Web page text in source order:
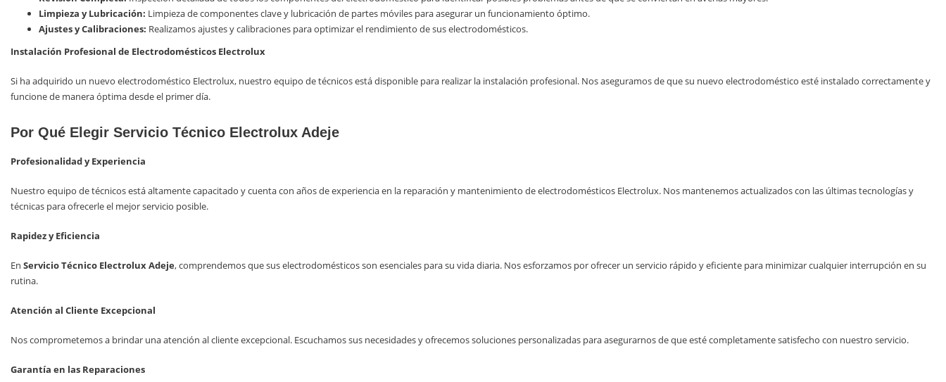
Limpieza y Lubricación: Limpieza de componentes clave y lubricación de partes móviles para asegurar un funcionamiento óptimo.
Ajustes y Calibraciones: Realizamos ajustes y calibraciones para optimizar el rendimiento de sus electrodomésticos.
Instalación Profesional de Electrodomésticos Electrolux
Si ha adquirido un nuevo electrodoméstico Electrolux, nuestro equipo de técnicos está disponible para realizar la instalación profesional. Nos aseguramos de que su nuevo electrodoméstico esté instalado correctamente y
funcione de manera óptima desde el primer día.
Por Qué Elegir Servicio Técnico Electrolux Adeje
Profesionalidad y Experiencia
Nuestro equipo de técnicos está altamente capacitado y cuenta con años de experiencia en la reparación y mantenimiento de electrodomésticos Electrolux. Nos mantenemos actualizados con las últimas tecnologías y
técnicas para ofrecerle el mejor servicio posible.
Rapidez y Eficiencia
En Servicio Técnico Electrolux Adeje, comprendemos que sus electrodomésticos son esenciales para su vida diaria. Nos esforzamos por ofrecer un servicio rápido y eficiente para minimizar cualquier interrupción en su
rutina.
Atención al Cliente Excepcional
Nos comprometemos a brindar una atención al cliente excepcional. Escuchamos sus necesidades y ofrecemos soluciones personalizadas para asegurarnos de que esté completamente satisfecho con nuestro servicio.
Garantía en las Reparaciones